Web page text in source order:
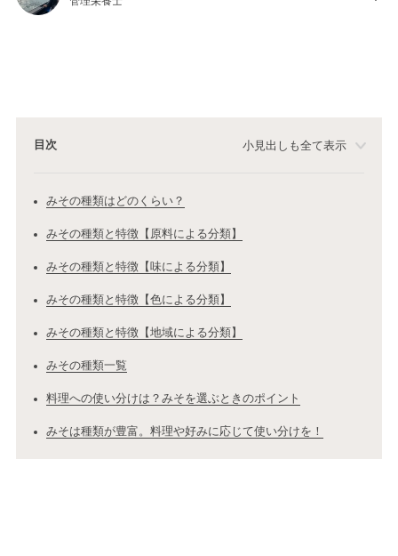
目次 小見出しも全て表示
みその種類はどのくらい？
みその種類と特徴【原料による分類】
みその種類と特徴【味による分類】
みその種類と特徴【色による分類】
みその種類と特徴【地域による分類】
みその種類一覧
料理への使い分けは？みそを選ぶときのポイント
みそは種類が豊富。料理や好みに応じて使い分けを！